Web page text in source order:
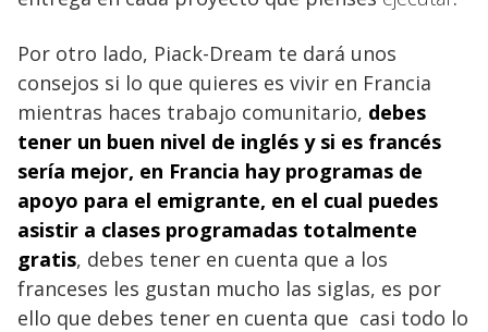
Por otro lado, Piack-Dream te dará unos
consejos si lo que quieres es vivir en Francia
mientras haces trabajo comunitario, debes
tener un buen nivel de inglés y si es francés
sería mejor, en Francia hay programas de
apoyo para el emigrante, en el cual puedes
asistir a clases programadas totalmente
gratis, debes tener en cuenta que a los
franceses les gustan mucho las siglas, es por
ello que debes tener en cuenta que casi todo lo